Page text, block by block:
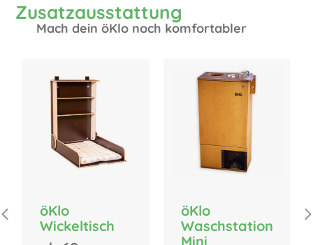
Zusatzausstattung
Mach dein öKlo noch komfortabler
öKlo
Wickeltisch
öKlo
Waschstation
Mini